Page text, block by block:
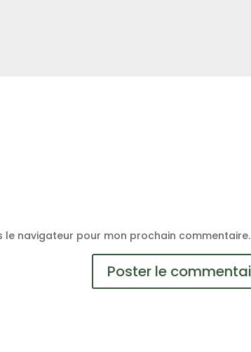
le navigateur pour mon prochain commentaire.